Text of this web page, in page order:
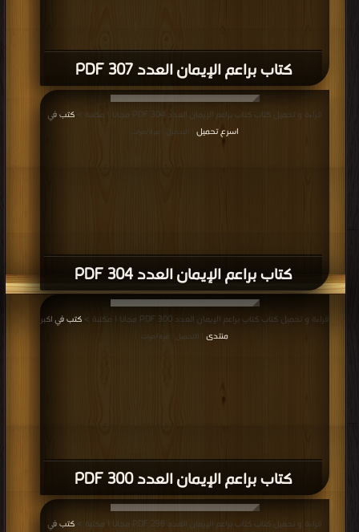
كتاب براعم الإيمان العدد 307 PDF
كتاب براعم الإيمان العدد 304 PDF
قراءة و تحميل كتاب كتاب براعم الإيمان العدد 304 PDF مجانا | مكتبة >
كتب في
اسرع تحميل
| التحميل : مرة/مرات
كتاب براعم الإيمان العدد 300 PDF
قراءة و تحميل كتاب كتاب براعم الإيمان العدد 300 PDF مجانا | مكتبة >
كتب في اكبر
منتدى
| التحميل : مرة/مرات
قراءة و تحميل كتاب كتاب براعم الإيمان العدد 296 PDF مجانا | مكتبة > كتب في